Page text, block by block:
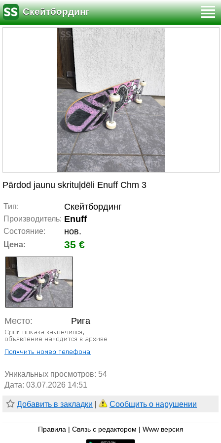
Скейтбординг
Pārdod jaunu skrituļdēli Enuff Chm 3
Тип: Скейтбординг
Производитель: Enuff
Состояние: нов.
Цена: 35 €
Место: Рига
Уникальных просмотров: 54
Дата: 03.07.2026 14:51
Добавить в закладки Сообщить о нарушении
Правила Связь с редактором Www версия